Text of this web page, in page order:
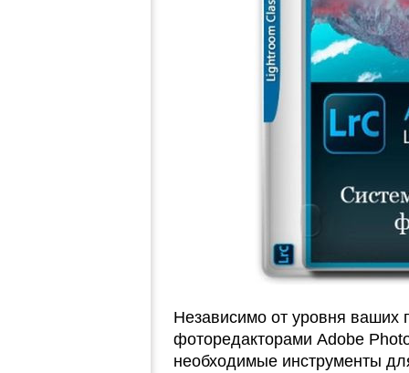
Независимо от уровня ваших
фоторедакторами Adobe
необходимые инструменты